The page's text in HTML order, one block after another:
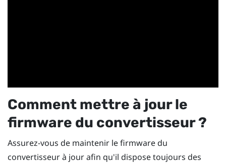
Comment mettre à jour le
firmware du convertisseur ?
Assurez-vous de maintenir le firmware du
convertisseur à jour afin qu'il dispose toujours des